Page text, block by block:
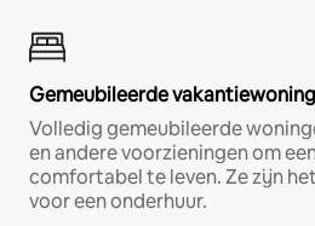
Gemeubileerde
Volledig gemeubileerde
en andere voorzieningen om
comfortabel te leven. Ze zijn
voor een onderhuur.